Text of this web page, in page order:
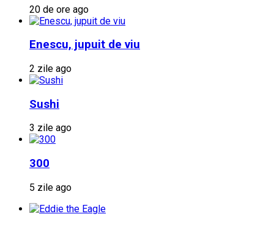
20 de ore ago
Enescu, jupuit de viu
2 zile ago
Sushi
3 zile ago
300
5 zile ago